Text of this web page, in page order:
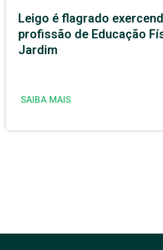
Leigo é flagrado
profissão de Educação
Jardim
SAIBA MAIS